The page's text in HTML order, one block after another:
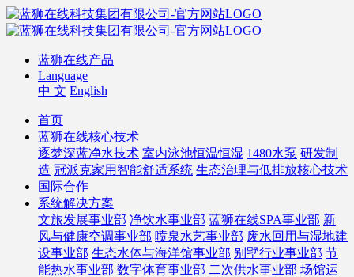
蓝狮在线产品
Language
中 文 English
首页
蓝狮在线核心技术
逐梦深蓝净水技术 室内泳池恒温恒湿 1480水泵 研发制
造 冠派克家用智能舒适系统 生态治理与低排放核心技术
国际合作
系统解决方案
文旅发展事业部 净饮水事业部 蓝狮在线SPA事业部 新
风与健康空调事业部 喷泉水艺事业部 废水回用与湿地建
设事业部 生态水体与海洋馆事业部 别墅行业事业部 节
能热水事业部 数字体育事业部 二次供水事业部 场馆运